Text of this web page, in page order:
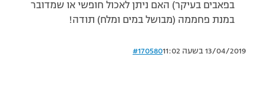
בפאבים בעיקר) האם ניתן לאכול חופשי או שמדובר
במנת פחממה (מבושל במים ומלח) תודה!
13/04/2019 בשעה 11:02 #170580